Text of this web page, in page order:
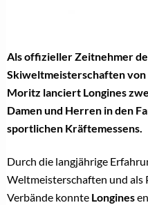
Als offizieller Zeitnehmer
Skiweltmeisterschaften von
Moritz lanciert Longines
Damen und Herren in den
sportlichen Kräftemessens.
Durch die langjährige
Weltmeisterschaften und
Verbände konnte Longines